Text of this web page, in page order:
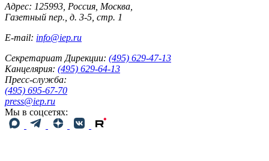
Адрес: 125993, Россия, Москва,
Газетный пер., д. 3-5, стр. 1
E-mail: info@iep.ru
Секретариат Дирекции: (495) 629-47-13
Канцелярия: (495) 629-64-13
Пресс-служба:
(495) 695-67-70
press@iep.ru
Мы в соцсетях: